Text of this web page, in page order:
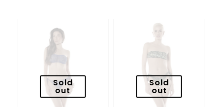
Sold
out
Sold
out